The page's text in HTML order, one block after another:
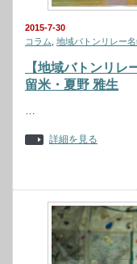
2015-7-30
コラム 地域バトンリレー
【地域バトンリ
留米・夏野 雅生
…
詳細を見る